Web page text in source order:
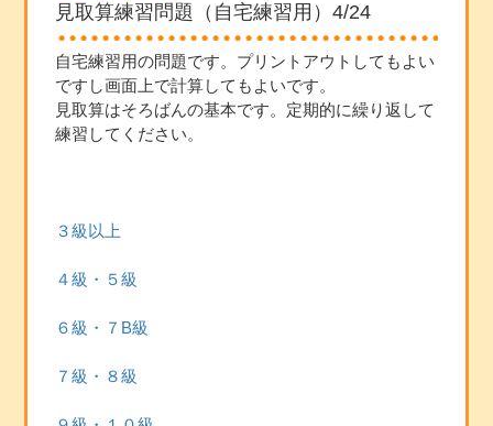
見取算練習問題（自宅練習用）4/24
自宅練習用の問題です。プリントアウトしてもよい
ですし画面上で計算してもよいです。
見取算はそろばんの基本です。定期的に繰り返して
練習してください。
３級以上
４級・５級
６級・７B級
７級・８級